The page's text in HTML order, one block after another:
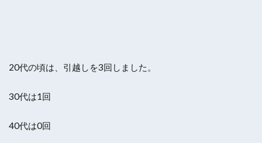
20代の頃は、引越しを3回しました。
30代は1回
40代は0回